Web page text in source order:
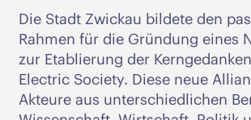
Die Stadt Zwickau bildete den
Rahmen für die Gründung eines
zur Etablierung der
Electric Society. Diese neue
Akteure aus unterschiedlichen